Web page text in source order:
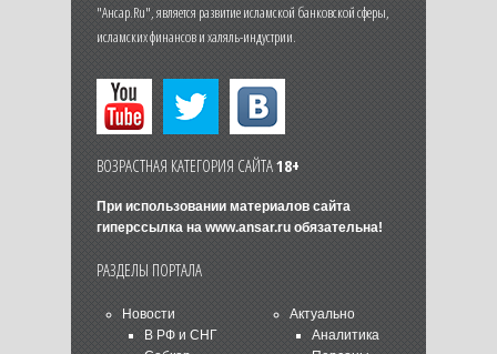
"Ансар.Ru", является развитие исламской банковской сферы,
исламских финансов и халяль-индустрии.
ВОЗРАСТНАЯ КАТЕГОРИЯ САЙТА18+
При использовании материалов сайта
гиперссылка на www.ansar.ruобязательна!
РАЗДЕЛЫ ПОРТАЛА
Новости
В РФ и СНГ
Актуально
Аналитика